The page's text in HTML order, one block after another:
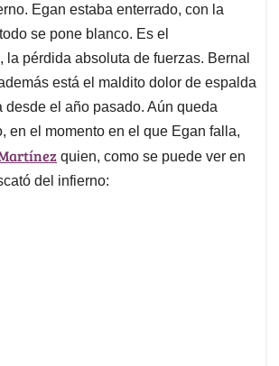
e
d
I
n
l
a
d
s
Egan estaba enterrado, con la
se pone blanco. Es el
la pérdida absoluta de fuerzas. Bernal
está el maldito dolor de espalda
desde el año pasado. Aún queda
en el momento en el que Egan falla,
quien, como se puede ver en
del infierno: